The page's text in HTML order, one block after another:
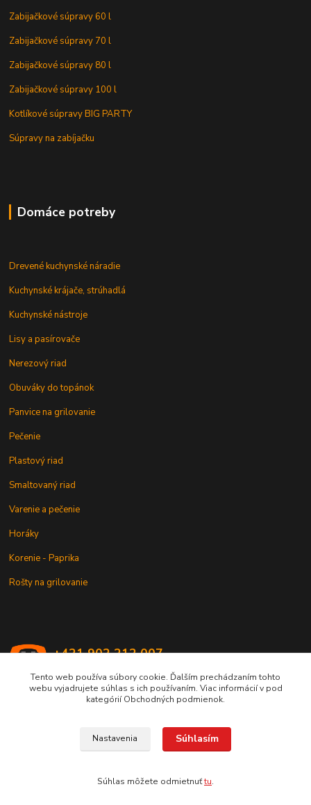
Zabijačkové súpravy 60 l
Zabijačkové súpravy 70 l
Zabijačkové súpravy 80 l
Zabijačkové súpravy 100 l
Kotlíkové súpravy BIG PARTY
Súpravy na zabíjačku
Domáce potreby
Drevené kuchynské náradie
Kuchynské krájače, strúhadlá
Kuchynské nástroje
Lisy a pasírovače
Nerezový riad
Obuváky do topánok
Panvice na grilovanie
Pečenie
Plastový riad
Smaltovaný riad
Varenie a pečenie
Horáky
Korenie - Paprika
Rošty na grilovanie
+421 902 212 007
Copyright © 2017-2027 MACSHOP.SK, všetky práva vyhradené..
Tento web používa súbory cookie. Ďalším prechádzaním tohto
webu vyjadrujete súhlas s ich používaním. Viac informácií v pod
kategórií Obchodných podmienok.
Nastavenia Súhlasím
Súhlas môžete odmietnuťtu.